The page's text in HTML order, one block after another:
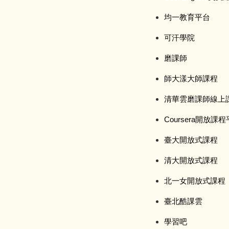
均一教育平台
可汗學院
磨課師
師大漾大師課程
清華雲磨課師線上
Coursera開放課程
臺大開放式課程
清大開放式課程
北一女開放式課程
臺北酷課雲
學習吧